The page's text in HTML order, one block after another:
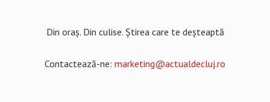
Din oraș. Din culise. Știrea care te deșteaptă
Contactează-ne: marketing@actualdecluj.ro